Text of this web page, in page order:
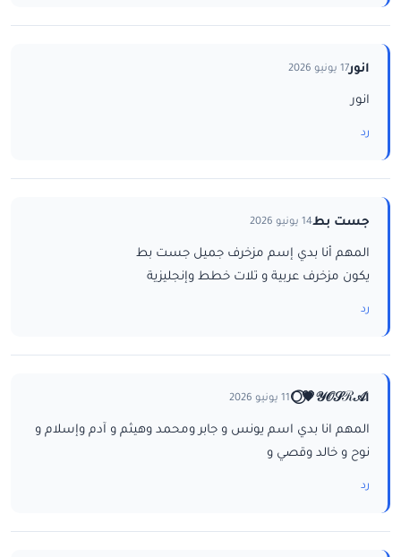
انور17 يونيو 2026
انور
رد
جست بط14 يونيو 2026
المهم أنا بدي إسم مزخرف جميل جست بط
يكون مزخرف عربية و تلات خطط وإنجليزية
رد
ا𝒴𝒪𝒮ℛ𝒜💗⃝🌕 11 يونيو 2026
المهم انا بدي اسم يونس و جابر ومحمد وهيثم و آدم وإسلام و
نوح و خالد وقصي و
رد